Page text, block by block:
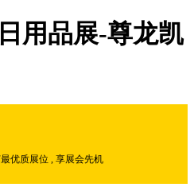
用品展-尊龙凯
优质展位 , 享展会先机